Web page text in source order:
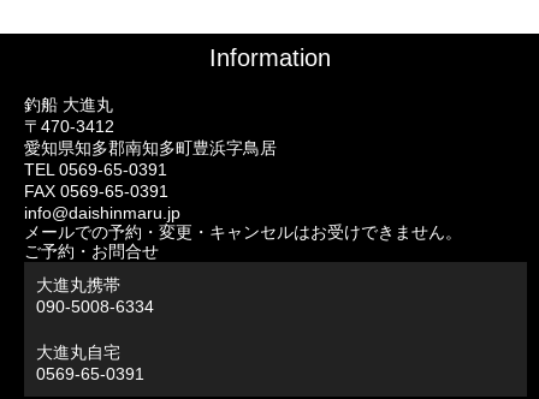
Information
釣船 大進丸
〒470-3412
愛知県知多郡南知多町豊浜字鳥居
TEL 0569-65-0391
FAX 0569-65-0391
info@daishinmaru.jp
メールでの予約・変更・キャンセルはお受けできません。
ご予約・お問合せ
大進丸携帯
090-5008-6334
大進丸自宅
0569-65-0391